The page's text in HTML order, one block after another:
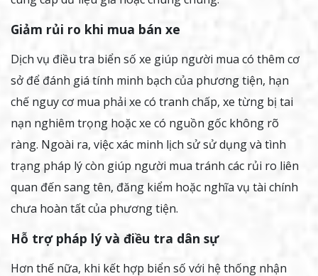
Giảm rủi ro khi mua bán xe
Dịch vụ điều tra biển số xe giúp người mua có thêm cơ
sở để đánh giá tính minh bạch của phương tiện, hạn
chế nguy cơ mua phải xe có tranh chấp, xe từng bị tai
nạn nghiêm trọng hoặc xe có nguồn gốc không rõ
ràng. Ngoài ra, việc xác minh lịch sử sử dụng và tình
trạng pháp lý còn giúp người mua tránh các rủi ro liên
quan đến sang tên, đăng kiểm hoặc nghĩa vụ tài chính
chưa hoàn tất của phương tiện.
Hỗ trợ pháp lý và điều tra dân sự
Hơn thế nữa, khi kết hợp biển số với hệ thống nhận